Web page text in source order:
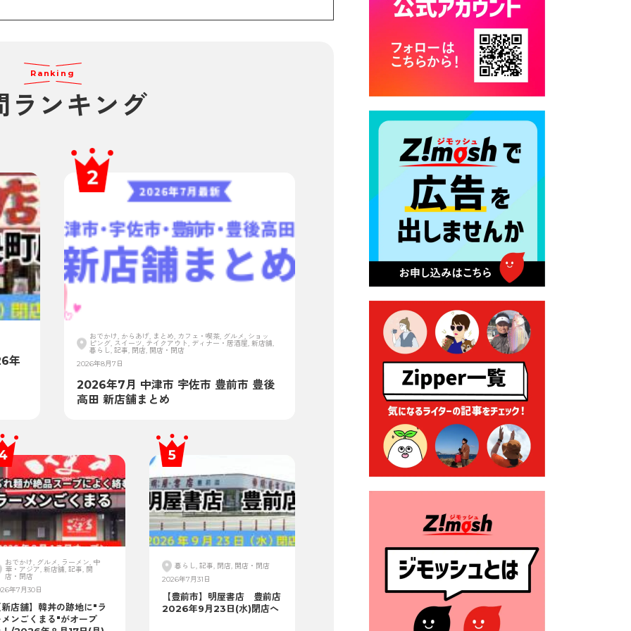
Ranking
ランキング
年
おでかけ, からあげ, まとめ, カフェ・喫茶, グルメ, ショッ
ピング, スイーツ, テイクアウト, ディナー・居酒屋, 新店舗,
暮らし, 記事, 閉店, 開店・閉店
2026年8月7日
2026年7月 中津市 宇佐市 豊前市 豊後
高田 新店舗まとめ
おでかけ, グルメ, ラーメン, 中
華・アジア, 新店舗, 記事, 開
店・閉店
年7月30日
店舗】韓丼の跡地に"ラ
ンごくまる"がオープ
暮らし, 記事, 閉店, 開店・閉店
2026年7月31日
【豊前市】明屋書店 豊前店
2026年9月23日(水)閉店へ
カード交付に伴う休日および
平日夜間開庁の案内
2026年7月22日 令和８年度
「こども文化パスポート事
2026年7月21日 卜仙の郷 お
盆期間の営業時間のお知らせ
2026年7月17日 バス経路検索
のご利用案内
2026年7月10日 台湾伝統音楽
団体 「北埔八音団・楽善軒」
公演開催のお知らせ
ンディング型ふるさと納税の
実施について
2026年7月9日 農地法等に係
る各種申請に係る登記事項証
明書の添付省略について
2026年7月9日 廃食用油の回
収
2026年7月7日 「おゆずりコ
ーナー」について
2026年7月1日 豊前市民プール
一般開放
（令和８年４月１日施行）
格改定
2026年6月23日 公告一覧（市
内業者対象）を更新しまし